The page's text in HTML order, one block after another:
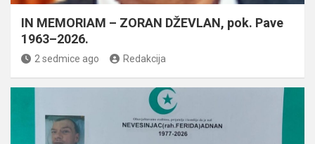
IN MEMORIAM – ZORAN DŽEVLAN, pok. Pave
1963–2026.
2 sedmice ago Redakcija